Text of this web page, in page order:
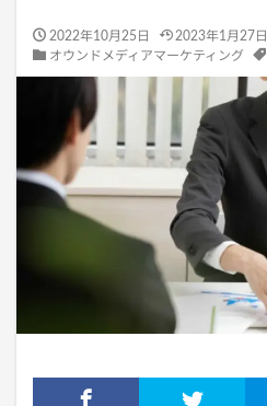
2022年10月25日
2023年1月27日
オウンドメディアマーケティング